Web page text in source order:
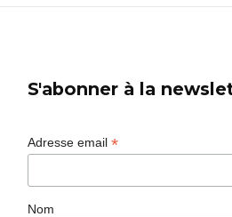
S'abonner à la
Adresse email *
Nom